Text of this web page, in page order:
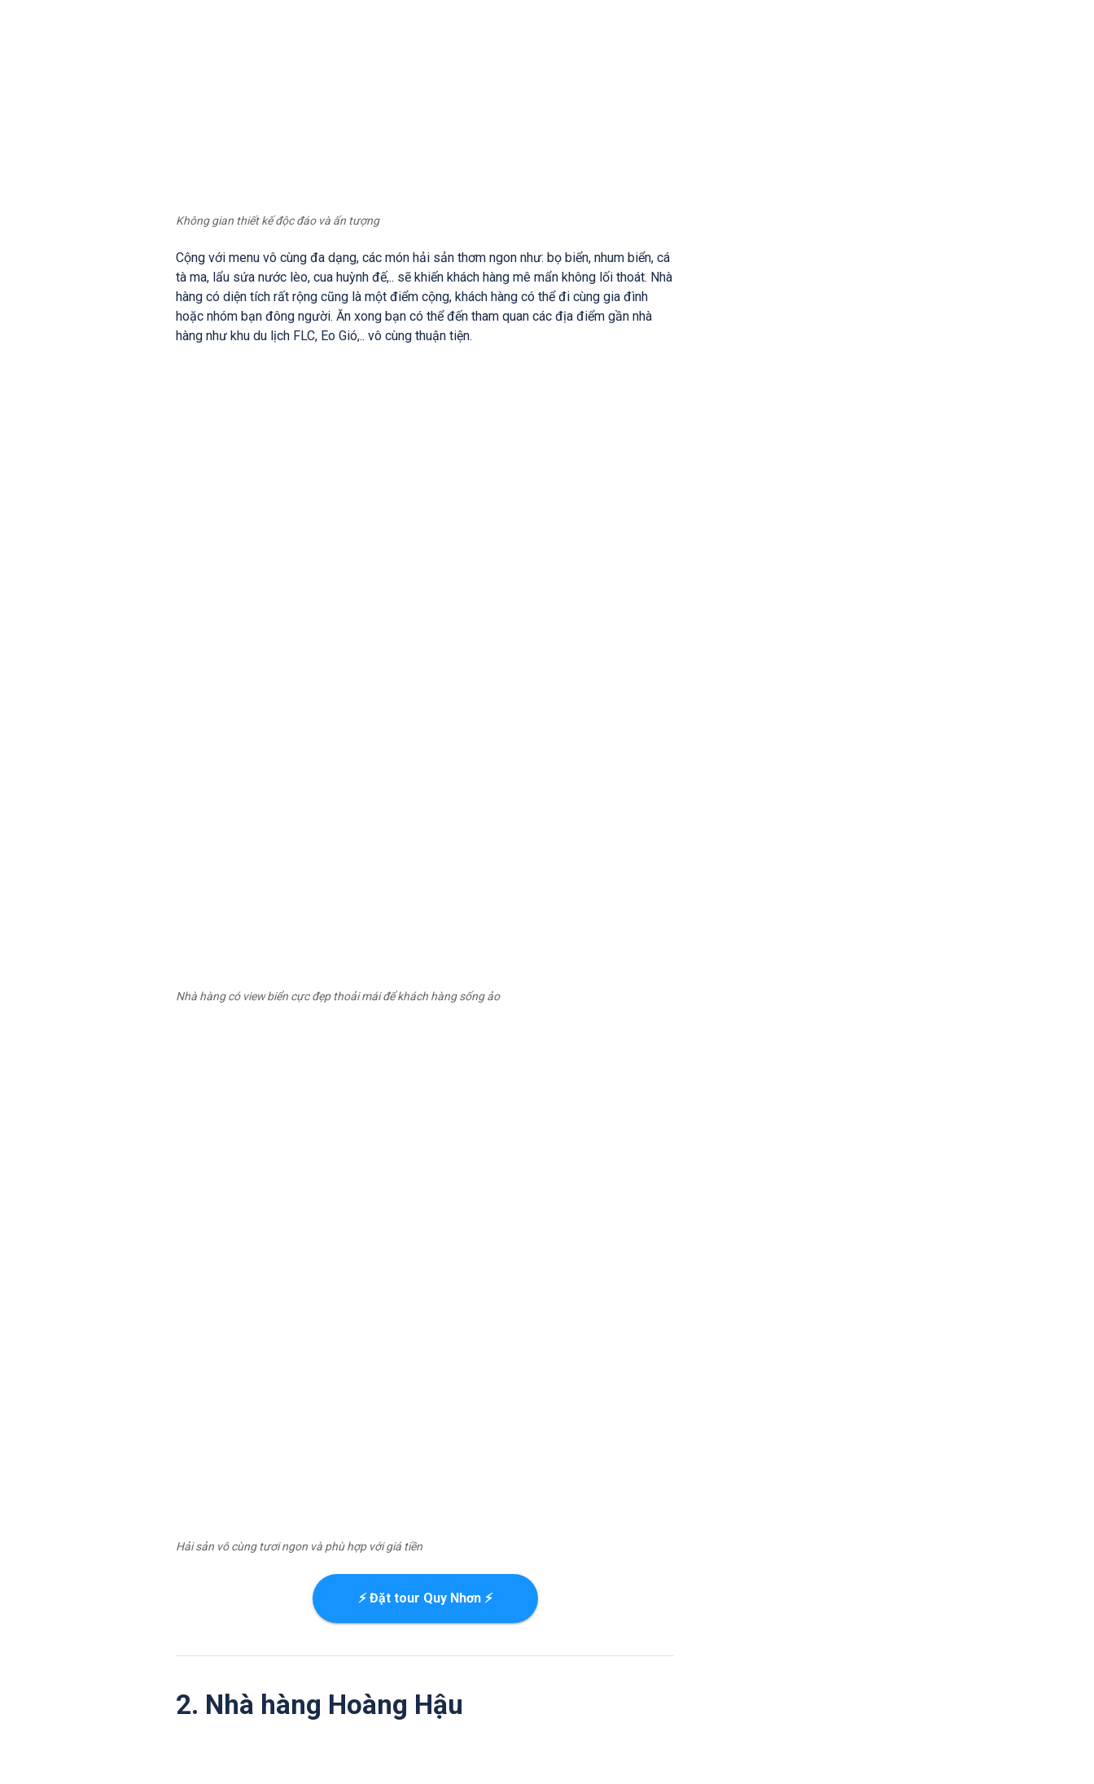
Không gian thiết kế độc đáo và ấn tượng
Cộng với menu vô cùng đa dạng, các món hải sản thơm ngon như: bọ biển, nhum biển, cá
tà ma, lẩu sứa nước lèo, cua huỳnh đế,.. sẽ khiến khách hàng mê mẩn không lối thoát. Nhà
hàng có diện tích rất rộng cũng là một điểm cộng, khách hàng có thể đi cùng gia đình
hoặc nhóm bạn đông người. Ăn xong bạn có thể đến tham quan các địa điểm gần nhà
hàng như khu du lịch FLC, Eo Gió,.. vô cùng thuận tiện.
Nhà hàng có view biển cực đẹp thoải mái để khách hàng sống ảo
Hải sản vô cùng tươi ngon và phù hợp với giá tiền
⚡ Đặt tour Quy Nhơn ⚡
2. Nhà hàng Hoàng Hậu